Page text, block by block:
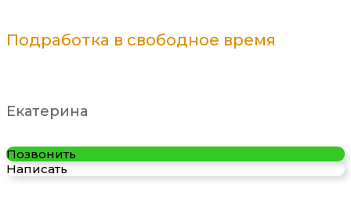
Подработка в свободное время
Екатерина
Позвонить
Написать